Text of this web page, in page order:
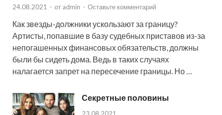
24.08.2021 - от admin - Оставьте комментарий
Как звезды-должники ускользают за границу?
Артисты, попавшие в базу судебных приставов из-за
непогашенных финансовых обязательств, должны
были бы сидеть дома. Ведь в таких случаях
налагается запрет на пересечение границы. Но …
Секретные половины